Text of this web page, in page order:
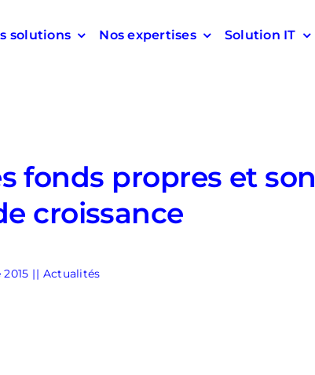
solutions Nos expertises Solution IT
fonds propres et son
croissance
|| Actualités